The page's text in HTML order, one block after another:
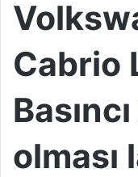
Cabrio
olması